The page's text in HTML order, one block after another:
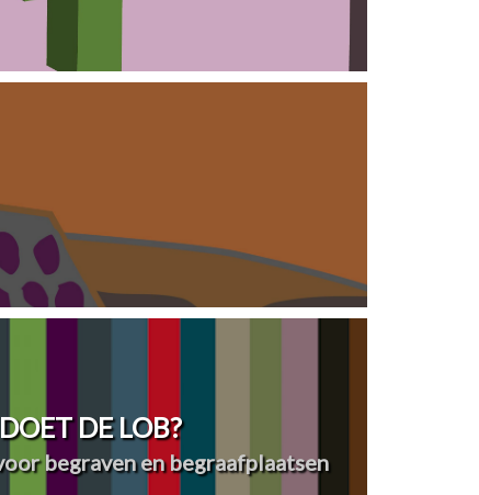
DE LOB?
begraven en begraafplaatsen